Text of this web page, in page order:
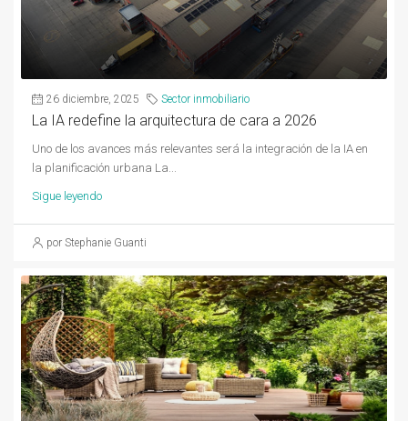
26 diciembre, 2025 Sector inmobiliario
La IA redefine la arquitectura de cara a 2026
Uno de los avances más relevantes será la integración de la IA en
la planificación urbana La...
Sigue leyendo
por Stephanie Guanti